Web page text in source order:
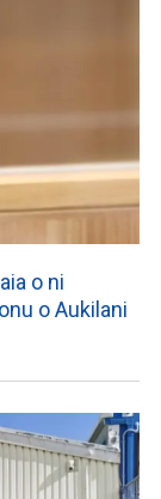
o ni
o Aukilani